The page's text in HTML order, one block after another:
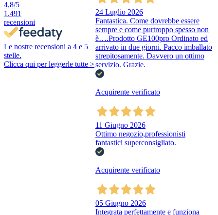
4,8/5
1.491
recensioni
Le nostre recensioni a 4 e 5
stelle.
Clicca qui per leggerle tutte >
24 Luglio 2026
Fantastica. Come dovrebbe essere
sempre e come purtroppo spesso non
è….Prodotto GE100pro Ordinato ed
arrivato in due giorni. Pacco imballato
strepitosamente. Davvero un ottimo
servizio. Grazie.
Acquirente verificato
11 Giugno 2026
Ottimo negozio,professionisti
fantastici superconsigliato.
Acquirente verificato
05 Giugno 2026
Integrata perfettamente e funziona